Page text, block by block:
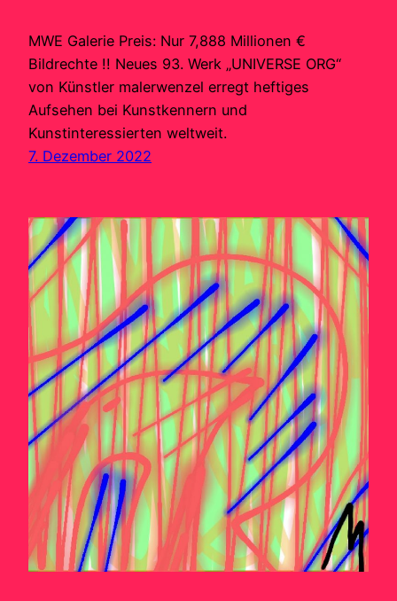
MWE Galerie Preis: Nur 7,888 Millionen €
Bildrechte !! Neues 93. Werk „UNIVERSE ORG“
von Künstler malerwenzel erregt heftiges
Aufsehen bei Kunstkennern und
Kunstinteressierten weltweit.
7. Dezember 2022